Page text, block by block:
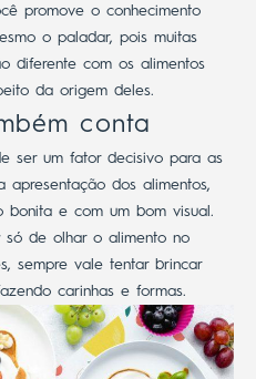
promove o conhecimento
o paladar, pois muitas
diferente com os alimentos
da origem deles.
conta
ser um fator decisivo para as
apresentação dos alimentos,
bonita e com um bom visual.
só de olhar o alimento no
sempre vale tentar brincar
carinhas e formas.